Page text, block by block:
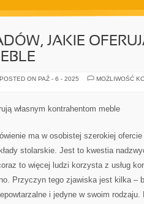
JAKIE
POSTED ON PAŹ - 6 - 2025
MOŻLIWOŚĆ
własnym kontrahentom meble
ma w osobistej szerokiej
stolarskie. Jest to kwestia
to więcej ludzi korzysta z usług
Przyczyn tego zjawiska jest kilka –
i jedyne w swoim